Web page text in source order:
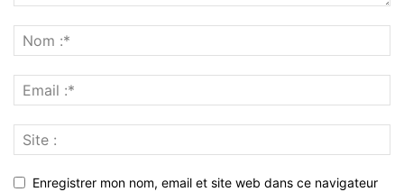
Enregistrer mon nom, email et site web dans ce navigateur